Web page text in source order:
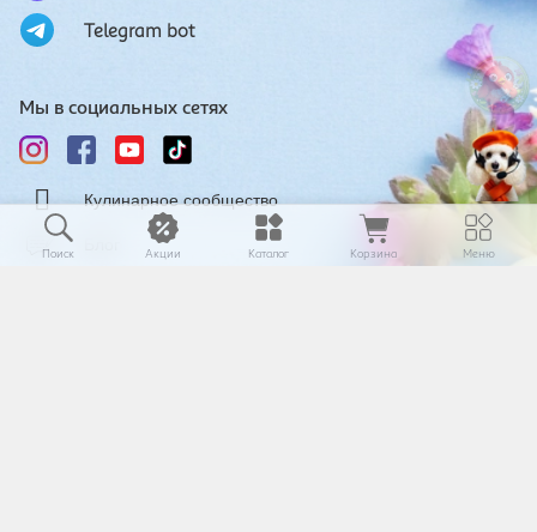
Telegram bot
Мы в социальных сетях
Кулинарное сообщество
Поиск Акции Каталог Корзина Меню